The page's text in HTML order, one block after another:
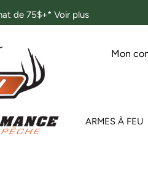
de 75$+* Voir plus
Mon
ARMES À FEU